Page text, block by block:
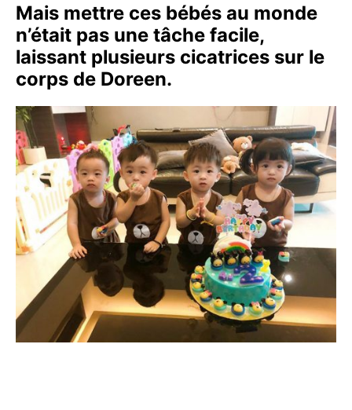
Mais mettre ces bébés au monde
n’était pas une tâche facile,
laissant plusieurs cicatrices sur le
corps de Doreen.